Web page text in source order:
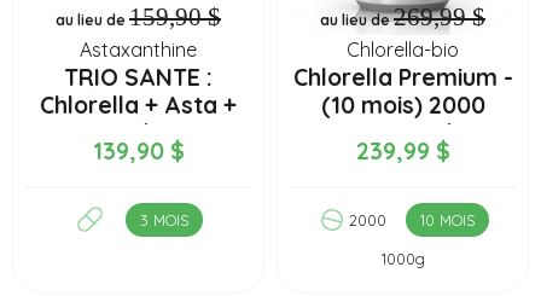
au lieu de 159,90 $
Astaxanthine
TRIO SANTE :
Chlorella + Asta +
Oméga
139,90 $
3 MOIS
au lieu de269,99 $
Chlorella-bio
Chlorella Premium -
(10 mois) 2000
comprimés
239,99 $
2000
10 MOIS
1000g